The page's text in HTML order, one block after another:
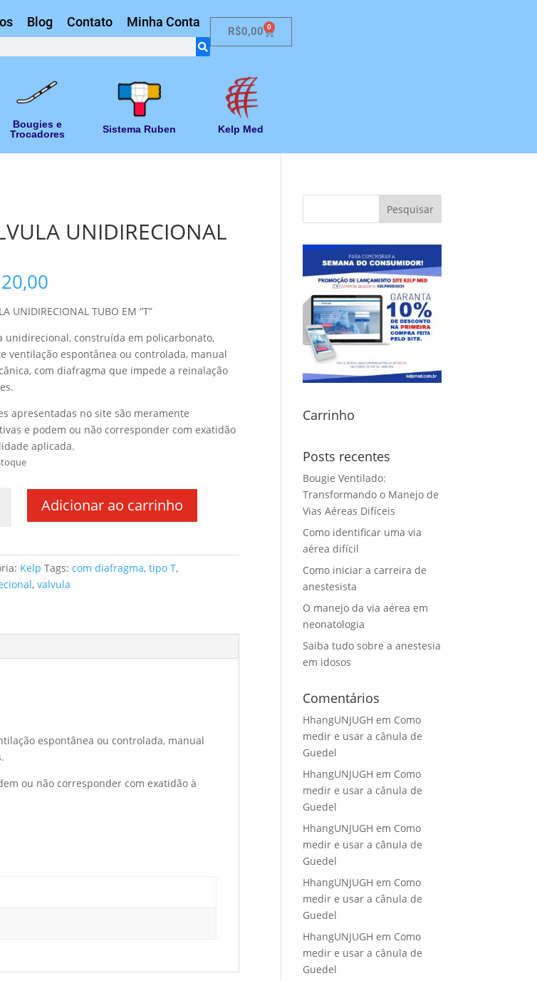
Blog Contato Minha Conta
R$0,00 0
Bougies e
Trocadores
Sistema Ruben Kelp Med
UNIDIRECIONAL
UNIDIRECIONAL TUBO EM “T”
unidirecional, construída em policarbonato,
ventilação espontânea ou controlada, manual
com diafragma que impede a reinalação
apresentadas no site são meramente
e podem ou não corresponder com exatidão
aplicada.
Adicionar ao carrinho
Kelp Tags:com diafragma,tipo T,
,valvula
espontânea ou controlada, manual
ou não corresponder com exatidão à
Carrinho
Posts recentes
Bougie Ventilado:
Transformando o Manejo de
Vias Aéreas Difíceis
Como identificar uma via
aérea difícil
Como iniciar a carreira de
anestesista
O manejo da via aérea em
neonatologia
Saiba tudo sobre a anestesia
em idosos
Comentários
HhangUNJUGH em Como
medir e usar a cânula de
Guedel
HhangUNJUGH em Como
medir e usar a cânula de
Guedel
HhangUNJUGH em Como
medir e usar a cânula de
Guedel
HhangUNJUGH em Como
medir e usar a cânula de
Guedel
HhangUNJUGH em Como
medir e usar a cânula de
Guedel